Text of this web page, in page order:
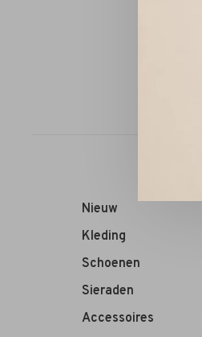
Nieuw
Kleding
Schoenen
Sieraden
Accessoires